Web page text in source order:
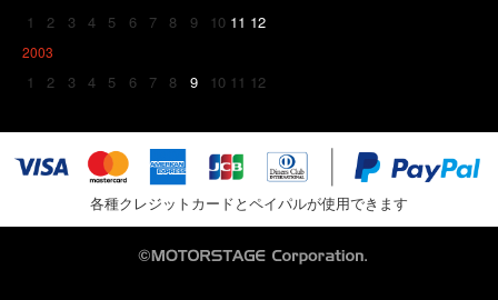
1 2 3 4 5 6 7 8 9 10 11 12
2003
1 2 3 4 5 6 7 8 9 10 11 12
各種クレジットカードとペイパルが使用できます